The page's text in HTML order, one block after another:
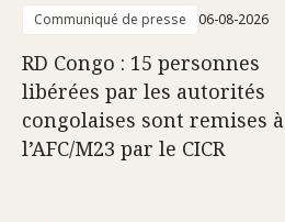
Communiqué de presse 06-08-2026
RD Congo : 15 personnes
libérées par les autorités
congolaises sont remises à
l’AFC/M23 par le CICR